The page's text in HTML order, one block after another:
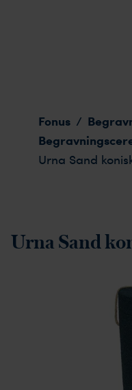
Fonus /
Urna Sand
Urna Sand